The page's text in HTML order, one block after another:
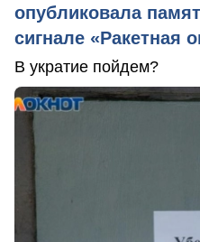
опубликовала
сигнале «Ракетная
В укратие пойдем?